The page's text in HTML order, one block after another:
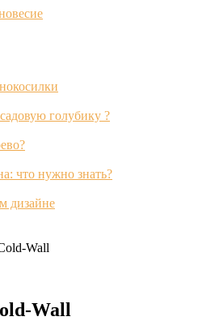
голубику ?
что нужно знать?
дизайне
Wall
Wall